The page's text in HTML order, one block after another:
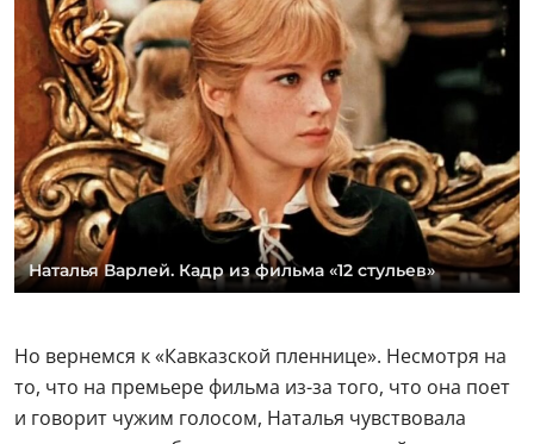
Наталья Варлей. Кадр из фильма «12 стульев»
Но вернемся к «Кавказской пленнице». Несмотря на
то, что на премьере фильма из-за того, что она поет
и говорит чужим голосом, Наталья чувствовала